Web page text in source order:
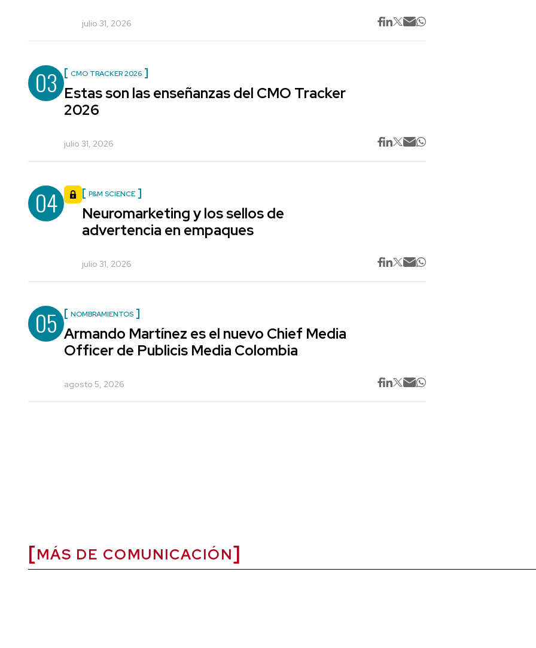
julio 31, 2026
03 CMO TRACKER 2026
Estas son las enseñanzas del CMO Tracker
2026
julio 31, 2026
04 P&M SCIENCE
Neuromarketing y los sellos de
advertencia en empaques
julio 31, 2026
05 NOMBRAMIENTOS
Armando Martínez es el nuevo Chief Media
Officer de Publicis Media Colombia
agosto 5, 2026
MÁS DE COMUNICACIÓN